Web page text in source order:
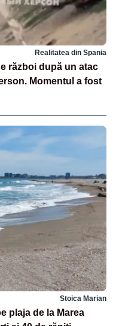
Realitatea din Spania
război după un atac
Momentul a fost
Stoica Marian
plaja de la Marea